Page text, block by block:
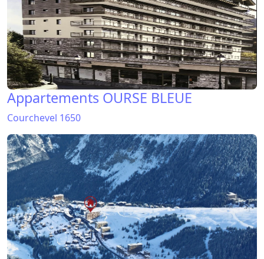
Appartements OURSE BLEUE
Courchevel 1650